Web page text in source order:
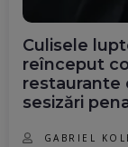
Culisele
reînceput
restaurante
sesizări
GABRIEL